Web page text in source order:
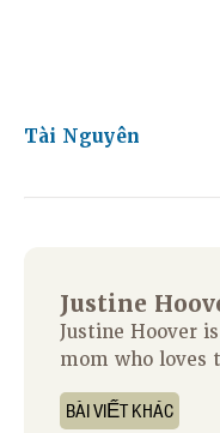
Tài Nguyên
Justine
Justine Hoover
mom who loves
BÀI VIẾT KHÁC